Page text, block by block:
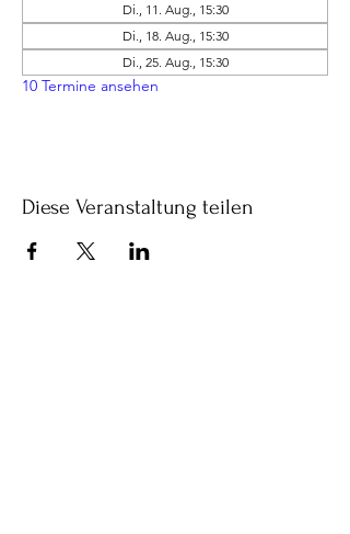
Di., 11. Aug., 15:30
Di., 18. Aug., 15:30
Di., 25. Aug., 15:30
10 Termine ansehen
Diese Veranstaltung teilen